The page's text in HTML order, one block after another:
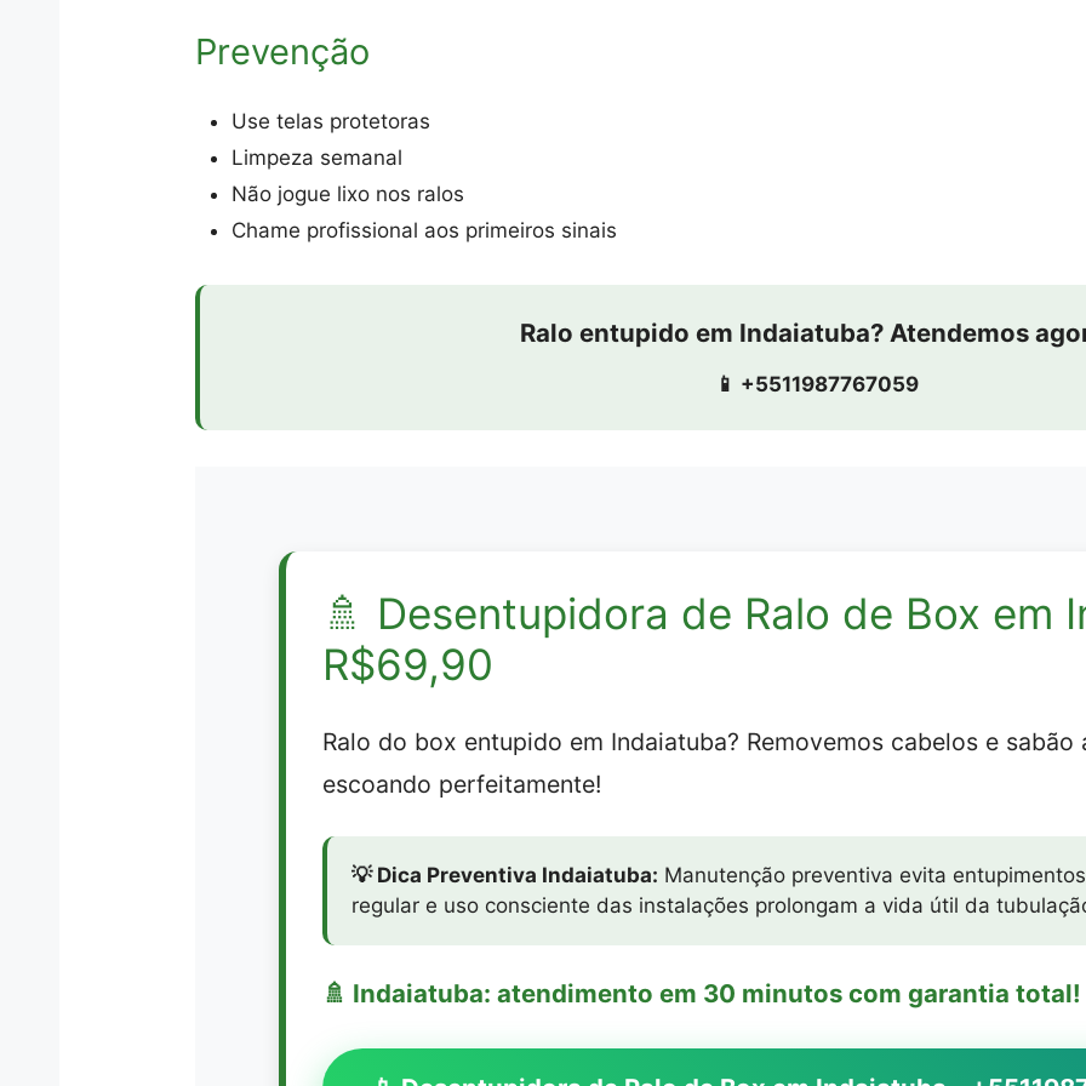
Prevenção
Use telas protetoras
Limpeza semanal
Não jogue lixo nos ralos
Chame profissional aos primeiros sinais
Ralo entupido em Indaiatuba? Atendemos
📱 +5511987767059
🚿 Desentupidora de Ralo de Box em
R$69,90
Ralo do box entupido em Indaiatuba? Removemos cabelos e sabão
escoando perfeitamente!
💡 Dica Preventiva Indaiatuba: Manutenção preventiva evita
regular e uso consciente das instalações prolongam a vida útil da
🚿 Indaiatuba: atendimento em 30 minutos com garantia total!